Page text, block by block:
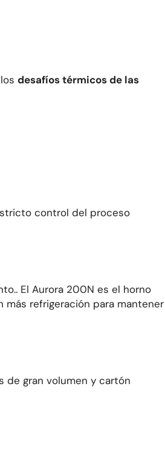
desafíos térmicos de las
control del proceso
. El Aurora 200N es el horno
refrigeración para mantener
de gran volumen y cartón